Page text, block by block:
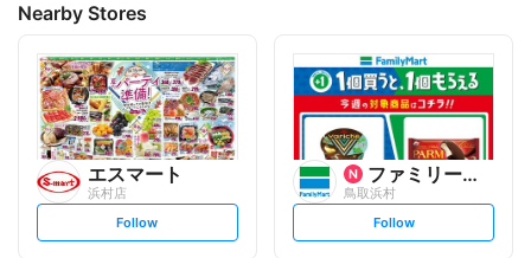
Nearby Stores
エスマート
浜村店
s
t
Follow
ファミリーマート
鳥取浜村
s
t
Follow